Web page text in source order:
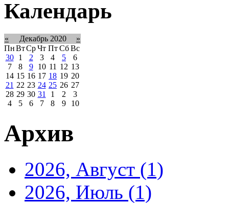
Календарь
« Декабрь 2020
»
ПнВтСрЧт Пт Сб Вс
30
1 2 3 4 5
6
7
8 9 10 11 12 13
14 15 16 17 18 19 20
21 22 23 24 25 26 27
28 29 30 31 1 2
3
4
5 6 7 8 9 10
Архив
2026, Август (1)
2026, Июль (1)